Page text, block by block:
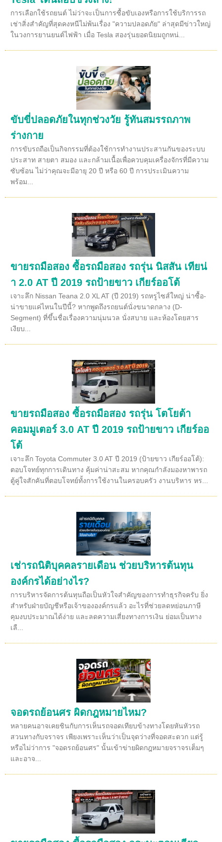
การเลือกใช้รถยนต์ ไม่ว่าจะเป็นการซื้อขับเองหรือการใช้บริการรถ
เช่าสิ่งสำคัญที่สุดคงหนีไม่พ้นเรื่อง "ความปลอดภัย" ล่าสุดมีข่าวใหญ่
ในวงการยานยนต์ไฟฟ้า เมื่อ Tesla สองรุ่นยอดนิยมถูกหน่...
ขับขี่ปลอดภัยในทุกช่วงวัย รู้ทันสมรรถภาพ
ร่างกาย
การขับรถถือเป็นกิจกรรมที่ต้องใช้การทำงานประสานกันของระบบ
ประสาท สายตา สมอง และกล้ามเนื้อเพื่อควบคุมเครื่องจักรที่มีความ
ซับซ้อน ไม่ว่าคุณจะมีอายุ 20 ปี หรือ 60 ปี การประเมินความ
พร้อม...
ขายรถมือสอง ซื้อรถมือสอง รถรุ่น นิสสัน เทียน่
า 2.0 AT ปี 2019 รถป้ายขาว เกียร์ออโต้
เจาะลึก Nissan Teana 2.0 XL AT (ปี 2019) รถหรูไซส์ใหญ่ น่าซื้อ-
น่าขายแค่ไหนในปีนี้? หากพูดถึงรถยนต์นั่งขนาดกลาง (D-
Segment) ที่ขึ้นชื่อเรื่องความนุ่มนวล นั่งสบาย และห้องโดยสาร
เงียบ...
ขายรถมือสอง ซื้อรถมือสอง รถรุ่น โตโยต้า
คอมมูเตอร์ 3.0 AT ปี 2019 รถป้ายขาว เกียร์ออ
โต้
เจาะลึก Toyota Commuter 3.0 AT ปี 2019 (ป้ายขาว เกียร์ออโต้):
ตอบโจทย์ทุกการเดินทาง คุ้มค่าน่าสะสม หากคุณกำลังมองหาพารถ
ตู้คู่ใจสักคันที่ตอบโจทย์ทั้งการใช้งานในครอบครัว งานบริหาร หร...
เช่ารถนิติบุคคลรายเดือน ช่วยบริหารต้นทุน
องค์กรได้อย่างไร?
การบริหารจัดการต้นทุนถือเป็นหัวใจสำคัญของการทำธุรกิจครับ ยิ่ง
สำหรับฝ่ายบัญชีหรือเจ้าขององค์กรแล้ว อะไรที่ช่วยลดหย่อนภาษี
คุมงบประมาณได้ง่าย และลดความเสี่ยงทางการเงิน ย่อมเป็นทาง
เลื...
จอดรถย้อนศร ผิดกฎหมายไหม?
หลายคนอาจเคยชินกับการเห็นรถจอดเทียบข้างทางโดยหันหัวรถ
สวนทางกับจราจร เพียงเพราะเห็นว่าเป็นจุดว่างที่จอดสะดวก แต่รู้
หรือไม่ว่าการ "จอดรถย้อนศร" นั้นเข้าข่ายผิดกฎหมายจราจรเต็มๆ
และอาจ...